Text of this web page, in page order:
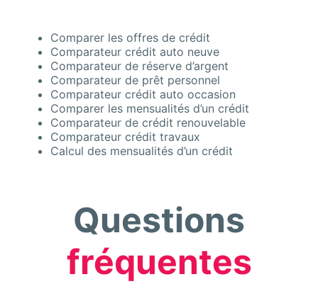
Comparer les offres de crédit
Comparateur crédit auto neuve
Comparateur de réserve d’argent
Comparateur de prêt personnel
Comparateur crédit auto occasion
Comparer les mensualités d’un crédit
Comparateur de crédit renouvelable
Comparateur crédit travaux
Calcul des mensualités d’un crédit
Questions
fréquentes